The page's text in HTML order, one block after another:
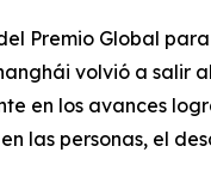
Premio Global
volvió a salir
en los avances
las personas, el